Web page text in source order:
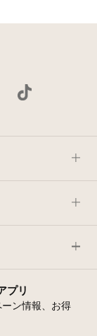
プリ
ン情報、お得